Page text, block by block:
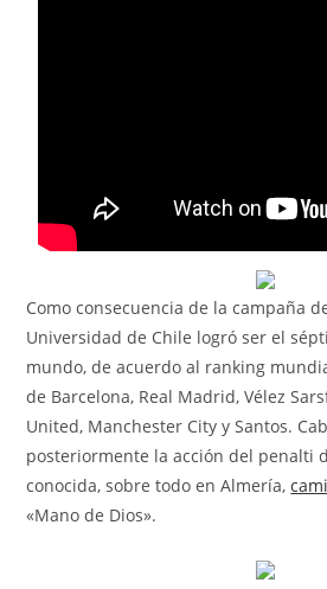
Como consecuencia de la campaña
Universidad de Chile logró ser el
mundo, de acuerdo al ranking
de Barcelona, Real Madrid, Vélez
United, Manchester City y Santos.
posteriormente la acción del penalti
conocida, sobre todo en Almería,
«Mano de Dios».